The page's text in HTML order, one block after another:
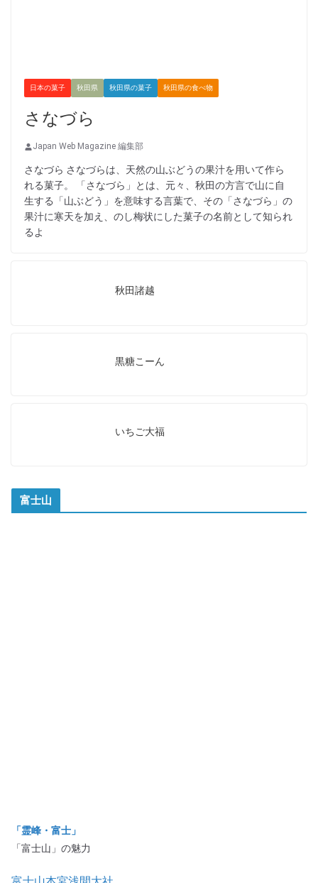
日本の菓子 秋田県 秋田県の菓子 秋田県の食べ物
さなづら
Japan Web Magazine 編集部
さなづら さなづらは、天然の山ぶどうの果汁を用いて作ら
れる菓子。 「さなづら」とは、元々、秋田の方言で山に自
生する「山ぶどう」を意味する言葉で、その「さなづら」の
果汁に寒天を加え、のし梅状にした菓子の名前として知られ
るよ
秋田諸越
黒糖こーん
いちご大福
富士山
「霊峰・富士」
「富士山」の魅力